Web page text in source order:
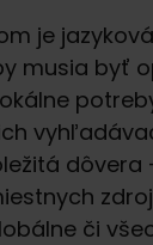
je
musia byť
dôvera
či